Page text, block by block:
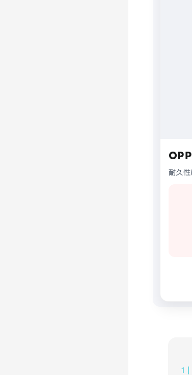
耐久性